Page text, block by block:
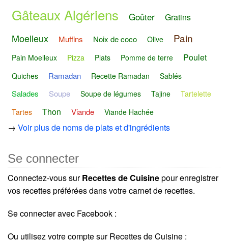
Gâteaux Algériens Goûter Gratins
Moelleux Muffins Noix de coco Olive Pain
Pain Moelleux Pizza Plats Pomme de terre Poulet
Quiches Ramadan Recette Ramadan Sablés
Salades Soupe Soupe de légumes Tajine
Tartelette
Tartes
Thon Viande Viande Hachée
→ Voir plus de noms de plats et d'ingrédients
Se connecter
Connectez-vous surRecettes de Cuisinepour enregistrer
vos recettes préférées dans votre carnet de recettes.
Se connecter avec Facebook :
Ou utilisez votre compte sur Recettes de Cuisine :